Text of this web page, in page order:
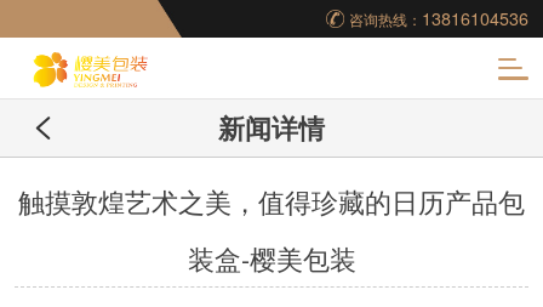
咨询热线： 13816104536
妆品包装盒工厂,高档
包装盒定制,创意包装
新闻详情
触摸敦煌艺术之美，值得珍藏的日历产品包
装盒-樱美包装